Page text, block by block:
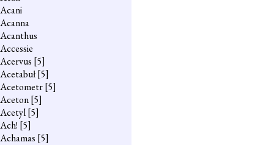
Acani
Acanna
Acanthus
Accessie
Acervus [5]
Acetabuł[5]
Acetometr[5]
Aceton[5]
Acetyl[5]
Ach! [5]
Achamas [5]